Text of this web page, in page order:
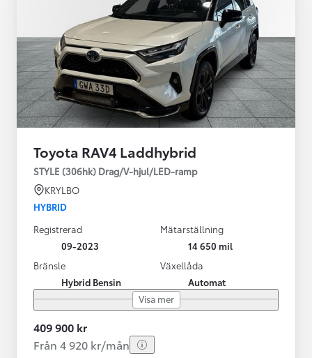
Toyota RAV4 Laddhybrid
STYLE (306hk) Drag/V-hjul/LED-ramp
KRYLBO
HYBRID
Registrerad
09-2023
Mätarställning
14 650 mil
Bränsle
Hybrid Bensin
Växellåda
Automat
Visa mer
409 900 kr
Från 4 920 kr/mån